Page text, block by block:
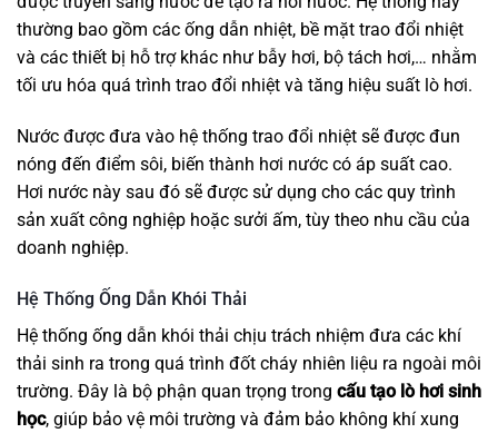
thường bao gồm các ống dẫn nhiệt, bề mặt trao đổi nhiệt
và các thiết bị hỗ trợ khác như bẫy hơi, bộ tách hơi,… nhằm
tối ưu hóa quá trình trao đổi nhiệt và tăng hiệu suất lò hơi.
Nước được đưa vào hệ thống trao đổi nhiệt sẽ được đun
nóng đến điểm sôi, biến thành hơi nước có áp suất cao.
Hơi nước này sau đó sẽ được sử dụng cho các quy trình
sản xuất công nghiệp hoặc sưởi ấm, tùy theo nhu cầu của
doanh nghiệp.
Hệ Thống Ống Dẫn Khói Thải
Hệ thống ống dẫn khói thải chịu trách nhiệm đưa các khí
thải sinh ra trong quá trình đốt cháy nhiên liệu ra ngoài môi
trường. Đây là bộ phận quan trọng trong cấu tạo lò hơi sinh
học, giúp bảo vệ môi trường và đảm bảo không khí xung